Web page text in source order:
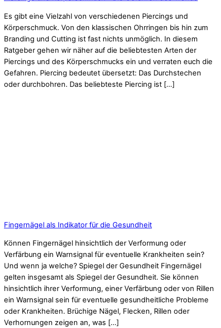
Es gibt eine Vielzahl von verschiedenen Piercings und
Körperschmuck. Von den klassischen Ohrringen bis hin zum
Branding und Cutting ist fast nichts unmöglich. In diesem
Ratgeber gehen wir näher auf die beliebtesten Arten der
Piercings und des Körperschmucks ein und verraten euch die
Gefahren. Piercing bedeutet übersetzt: Das Durchstechen
oder durchbohren. Das beliebteste Piercing ist […]
Fingernägel als Indikator für die Gesundheit
Können Fingernägel hinsichtlich der Verformung oder
Verfärbung ein Warnsignal für eventuelle Krankheiten sein?
Und wenn ja welche? Spiegel der Gesundheit Fingernägel
gelten insgesamt als Spiegel der Gesundheit. Sie können
hinsichtlich ihrer Verformung, einer Verfärbung oder von Rillen
ein Warnsignal sein für eventuelle gesundheitliche Probleme
oder Krankheiten. Brüchige Nägel, Flecken, Rillen oder
Verhornungen zeigen an, was […]